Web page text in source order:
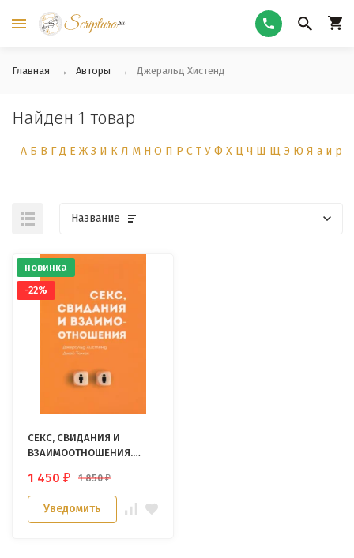
Главная Авторы Джеральд Хистенд
Найден 1 товар
А Б В Г Д Е Ж З И К Л М Н О П Р С Т У Ф Х Ц Ч Ш Щ Э Ю Я а и р
Название
новинка
-22%
СЕКС, СВИДАНИЯ И
ВЗАИМООТНОШЕНИЯ.
Джей Томас
1 450₽ 1 850₽
Уведомить